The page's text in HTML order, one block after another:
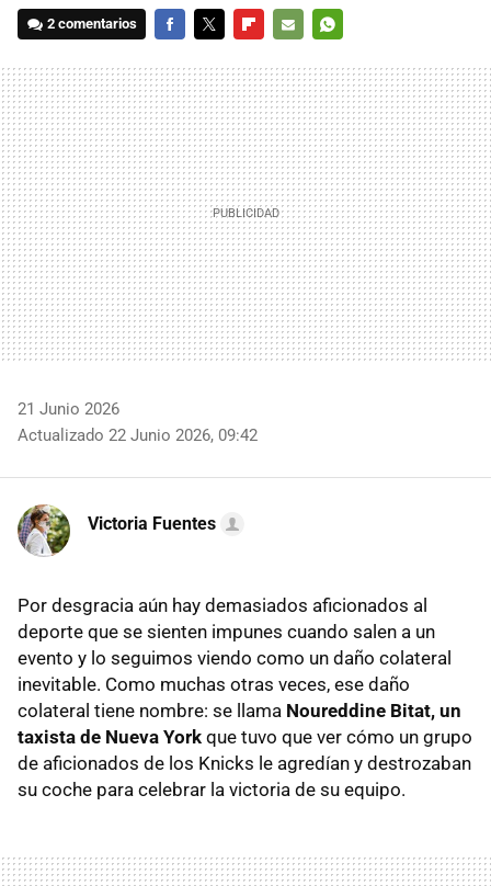
2 comentarios
MAIL
21 Junio 2026
Actualizado 22 Junio 2026, 09:42
Victoria Fuentes
Por desgracia aún hay demasiados aficionados al
deporte que se sienten impunes cuando salen a un
evento y lo seguimos viendo como un daño colateral
inevitable. Como muchas otras veces, ese daño
colateral tiene nombre: se llama Noureddine Bitat, un
taxista de Nueva York que tuvo que ver cómo un grupo
de aficionados de los Knicks le agredían y destrozaban
su coche para celebrar la victoria de su equipo.